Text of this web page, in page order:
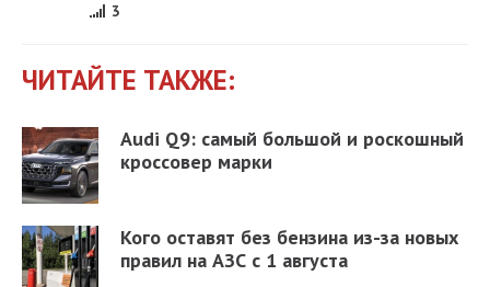
3
ЧИТАЙТЕ ТАКЖЕ:
Audi Q9: самый большой и роскошный
кроссовер марки
Кого оставят без бензина из-за новых
правил на АЗС с 1 августа